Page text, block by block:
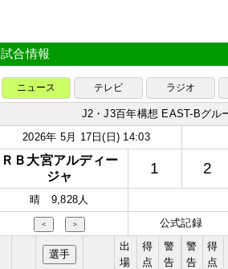
試合情報
ニュース テレビ ラジオ
J2・J3百年構想 EAST-Bグル
2026年 5月 17日(日) 14:03
ＲＢ大宮アルディー
ジャ
1 2
晴 9,828人
＜ ＞ 公式記録
選手
出
場
得
点
警
告
警
告
得
点